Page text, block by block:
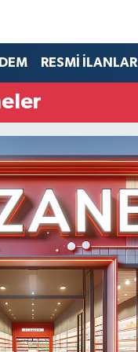
RESMİ İLANLAR